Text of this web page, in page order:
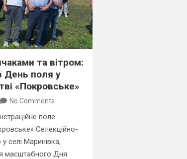
та вітром:
День поля у
«Покровське»
No Comments
поле
Селекційно-
селі Маринівка,
масштабного Дня